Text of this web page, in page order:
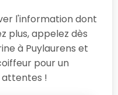
l'information dont
plus, appelez dès
à Puylaurens et
pour un
attentes !